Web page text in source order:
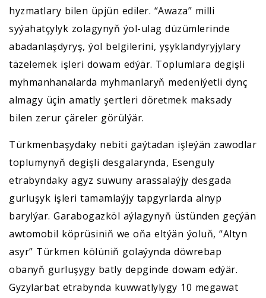
hyzmatlary bilen üpjün ediler. “Awaza” milli
syýahatçylyk zolagynyň ýol-ulag düzümlerinde
abadanlaşdyryş, ýol belgilerini, yşyklandyryjylary
täzelemek işleri dowam edýär. Toplumlara degişli
myhmanhanalarda myhmanlaryň medeniýetli dynç
almagy üçin amatly şertleri döretmek maksady
bilen zerur çäreler görülýär.
Türkmenbaşydaky nebiti gaýtadan işleýän zawodlar
toplumynyň degişli desgalarynda, Esenguly
etrabyndaky agyz suwuny arassalaýjy desgada
gurluşyk işleri tamamlaýjy tapgyrlarda alnyp
barylýar. Garabogazköl aýlagynyň üstünden geçýän
awtomobil köprüsiniň we oňa eltýän ýoluň, “Altyn
asyr” Türkmen kölüniň golaýynda döwrebap
obanyň gurluşygy batly depginde dowam edýär.
Gyzylarbat etrabynda kuwwatlylygy 10 megawat